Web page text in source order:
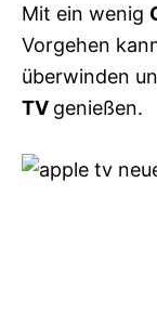
Mit ein wenig
Vorgehen
überwinden
TV genießen.